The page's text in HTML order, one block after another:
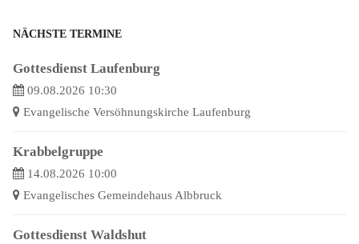
NÄCHSTE TERMINE
Gottesdienst Laufenburg
09.08.2026 10:30
Evangelische Versöhnungskirche Laufenburg
Krabbelgruppe
14.08.2026 10:00
Evangelisches Gemeindehaus Albbruck
Gottesdienst Waldshut